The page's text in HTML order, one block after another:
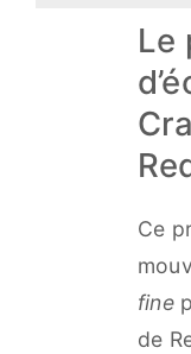
Le
Ce
fine
de